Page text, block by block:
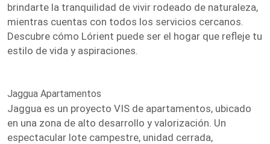
brindarte la tranquilidad de vivir rodeado de naturaleza,
mientras cuentas con todos los servicios cercanos.
Descubre cómo Lórient puede ser el hogar que refleje tu
estilo de vida y aspiraciones.
Jaggua Apartamentos
Jaggua es un proyecto VIS de apartamentos, ubicado
en una zona de alto desarrollo y valorización. Un
espectacular lote campestre, unidad cerrada,